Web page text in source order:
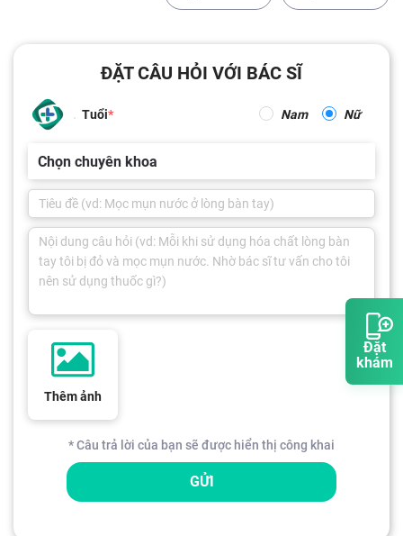
Đặt
khám
ĐẶT CÂU HỎI VỚI BÁC SĨ
Tuổi Nam Nữ
Chọn chuyên khoa
Thêm ảnh
* Câu trả lời của bạn sẽ được hiển thị công khai
GỬI